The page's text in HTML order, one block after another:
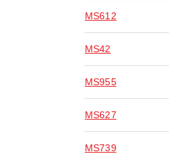
MS612
MS42
MS955
MS627
MS739